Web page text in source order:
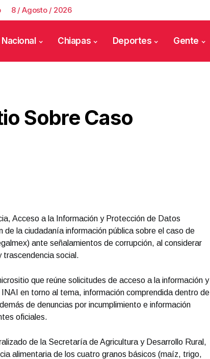
8 / Agosto / 2026
Nacional Chiapas Deportes Gente
Sobre Caso
Acceso a la Información y Protección de Datos
de la ciudadanía información pública sobre el caso de
ante señalamientos de corrupción, al considerar
social.
que reúne solicitudes de acceso a la información y
en torno al tema, información comprendida dentro de
de denuncias por incumplimiento e información
oficiales.
de la Secretaría de Agricultura y Desarrollo Rural,
alimentaria de los cuatro granos básicos (maíz, trigo,